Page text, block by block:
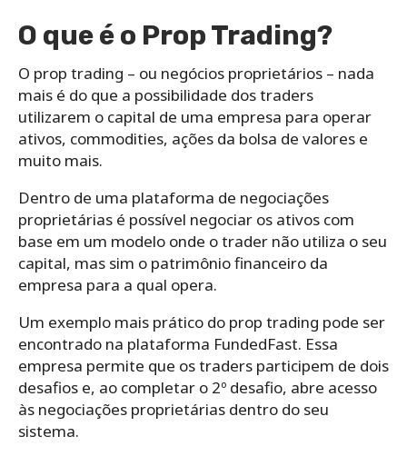
O que é o Prop Trading?
O prop trading – ou negócios proprietários – nada
mais é do que a possibilidade dos traders
utilizarem o capital de uma empresa para operar
ativos, commodities, ações da bolsa de valores e
muito mais.
Dentro de uma plataforma de negociações
proprietárias é possível negociar os ativos com
base em um modelo onde o trader não utiliza o seu
capital, mas sim o patrimônio financeiro da
empresa para a qual opera.
Um exemplo mais prático do prop trading pode ser
encontrado na plataforma FundedFast. Essa
empresa permite que os traders participem de dois
desafios e, ao completar o 2º desafio, abre acesso
às negociações proprietárias dentro do seu
sistema.